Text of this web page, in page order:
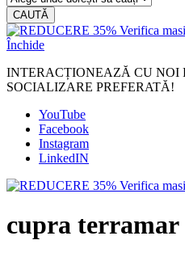
CAUTĂ
Închide
INTERACȚIONEAZĂ CU NOI
SOCIALIZARE PREFERATĂ!
YouTube
Facebook
Instagram
LinkedIN
cupra terramar